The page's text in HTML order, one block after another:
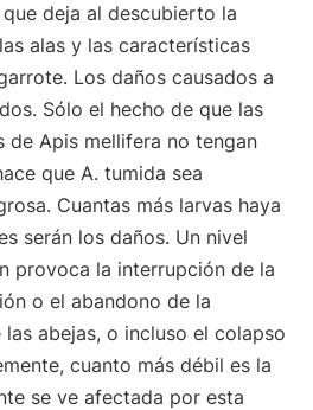
deja al descubierto la
alas y las características
Los daños causados a
Sólo el hecho de que las
de Apis mellifera no tengan
que A. tumida sea
Cuantas más larvas haya
serán los daños. Un nivel
provoca la interrupción de la
o el abandono de la
abejas, o incluso el colapso
cuanto más débil es la
se ve afectada por esta